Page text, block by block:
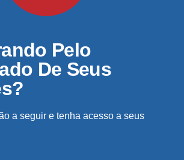
Pelo
De Seus
a seguir e tenha acesso a seus